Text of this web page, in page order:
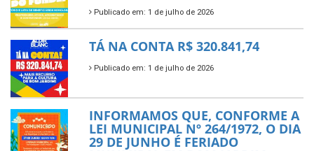
Publicado em: 1 de julho de 2026
TÁ NA CONTA R$ 320.841,74
Publicado em: 1 de julho de 2026
INFORMAMOS QUE, CONFORME A
LEI MUNICIPAL Nº 264/1972, O DIA
29 DE JUNHO É FERIADO